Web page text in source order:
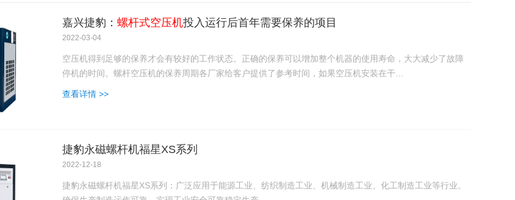
嘉兴捷豹： 螺杆式空压机投入运行后首年需要保养的项目
2022-03-04
空压机得到足够的保养才会有较好的工作状态。正确的保养可以增加整个机器的使用寿命，大大减少了故障
停机的时间。螺杆空压机的保养周期各厂家给客户提供了参考时间，如果空压机安装在干…
查看详情 >>
捷豹永磁螺杆机福星XS系列
2022-12-18
捷豹永磁螺杆机福星XS系列：广泛应用于能源工业、纺织制造工业、机械制造工业、化工制造工业等行业。